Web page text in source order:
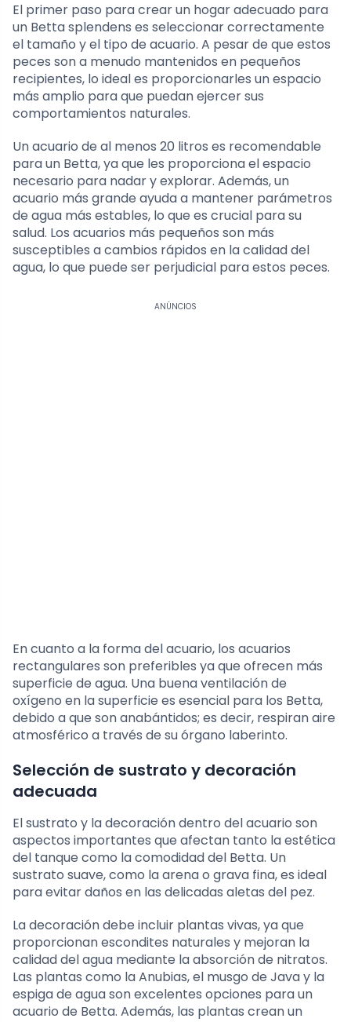
El primer paso para crear un hogar adecuado para
un Betta splendens es seleccionar correctamente
el tamaño y el tipo de acuario. A pesar de que estos
peces son a menudo mantenidos en pequeños
recipientes, lo ideal es proporcionarles un espacio
más amplio para que puedan ejercer sus
comportamientos naturales.
Un acuario de al menos 20 litros es recomendable
para un Betta, ya que les proporciona el espacio
necesario para nadar y explorar. Además, un
acuario más grande ayuda a mantener parámetros
de agua más estables, lo que es crucial para su
salud. Los acuarios más pequeños son más
susceptibles a cambios rápidos en la calidad del
agua, lo que puede ser perjudicial para estos peces.
ANÚNCIOS
En cuanto a la forma del acuario, los acuarios
rectangulares son preferibles ya que ofrecen más
superficie de agua. Una buena ventilación de
oxígeno en la superficie es esencial para los Betta,
debido a que son anabántidos; es decir, respiran aire
atmosférico a través de su órgano laberinto.
Selección de sustrato y decoración
adecuada
El sustrato y la decoración dentro del acuario son
aspectos importantes que afectan tanto la estética
del tanque como la comodidad del Betta. Un
sustrato suave, como la arena o grava fina, es ideal
para evitar daños en las delicadas aletas del pez.
La decoración debe incluir plantas vivas, ya que
proporcionan escondites naturales y mejoran la
calidad del agua mediante la absorción de nitratos.
Las plantas como la Anubias, el musgo de Java y la
espiga de agua son excelentes opciones para un
acuario de Betta. Además, las plantas crean un